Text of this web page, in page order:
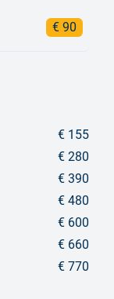
€ 90
€ 155
€ 280
€ 390
€ 480
€ 600
€ 660
€ 770